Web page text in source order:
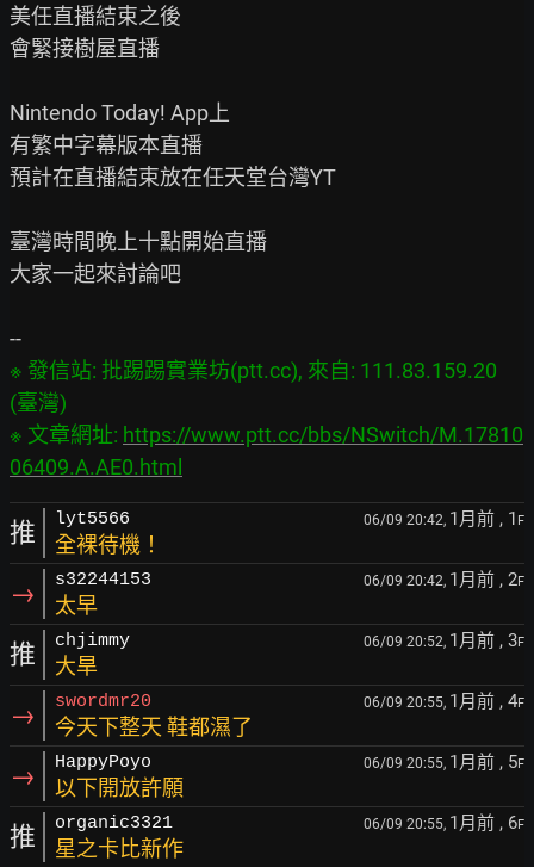
美任直播結束之後
會緊接樹屋直播
Nintendo Today! App上
有繁中字幕版本直播
預計在直播結束放在任天堂台灣YT
臺灣時間晚上十點開始直播
大家一起來討論吧
※ 發信站: 批踢踢實業坊(ptt.cc), 來自: 111.83.159.20
(臺灣)
※ 文章網址: https://www.ptt.cc/bbs/NSwitch/M.17810
06409.A.AE0.html
推 lyt5566 06/09 20:42, 1月前 , 1 F
全裸待機！
→ s32244153 06/09 20:42, 1月前 , 2F
太早
推 chjimmy 06/09 20:52, 1月前 , 3F
大旱
→ swordmr20 06/09 20:55, 1月前 , 4F
今天下整天 鞋都濕了
→ HappyPoyo 06/09 20:55, 1月前 , 5F
以下開放許願
推 organic3321 06/09 20:55, 1月前 , 6F
星之卡比新作